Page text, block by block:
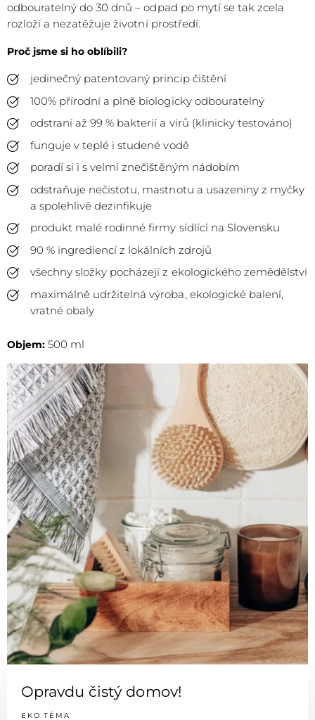
odbouratelný do 30 dnů – odpad po mytí se tak zcela
rozloží a nezatěžuje životní prostředí.
Proč jsme si ho oblíbili?
jedinečný patentovaný princip čištění
100% přírodní a plně biologicky odbouratelný
odstraní až 99 % bakterií a virů (klinicky testováno)
funguje v teplé i studené vodě
poradí si i s velmi znečištěným nádobím
odstraňuje nečistotu, mastnotu a usazeniny z myčky
a spolehlivě dezinfikuje
produkt malé rodinné firmy sídlící na Slovensku
90 % ingrediencí z lokálních zdrojů
všechny složky pocházejí z ekologického zemědělství
maximálně udržitelná výroba, ekologické balení,
vratné obaly
Objem: 500 ml
Opravdu čistý domov!
EKO TÉMA